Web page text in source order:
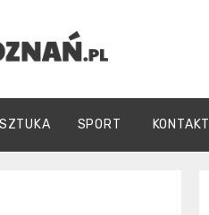
SPORT KONTAKT